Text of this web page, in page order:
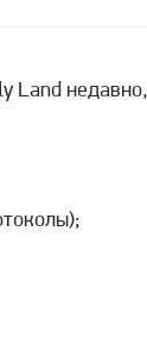
Land